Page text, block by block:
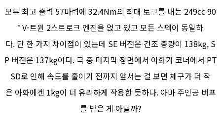
모두 최고 출력 57마력에 32.4Nm의 최대 토크를 내는 249cc 90
˚ V-트윈 2스트로크 엔진을 얹고 있고 모든 스펙이 동일하
다. 단 한 가지 차이점이 있는데 SE 버전은 건조 중량이 138kg, S
P 버전은 137kg이다. 극 중 마지막 장면에서 아화가 코너에서 PT
SD로 인해 속도를 줄이기 전까지 앞서는 걸 보면 체구가 더 작
은 아화에겐 1kg이 더 유리하게 작용한 듯하다. 아마 주인공 버프
를 받은 게 아닐까?